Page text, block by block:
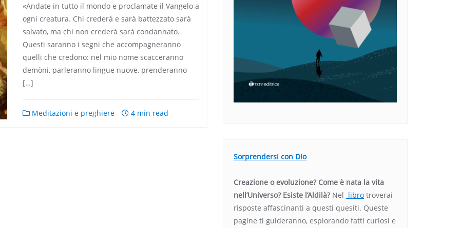
«Andate in tutto il mondo e proclamate il Vangelo a
ogni creatura. Chi crederà e sarà battezzato sarà
salvato, ma chi non crederà sarà condannato.
Questi saranno i segni che accompagneranno
quelli che credono: nel mio nome scacceranno
demòni, parleranno lingue nuove, prenderanno
[…]
Meditazioni e preghiere 4 min read
Sorprendersi con Dio
Creazione o evoluzione? Come è nata la vita
nell’Universo? Esiste l’Aldilà? Nel libro troverai
risposte affascinanti a questi quesiti. Queste
pagine ti guideranno, esplorando fatti curiosi e